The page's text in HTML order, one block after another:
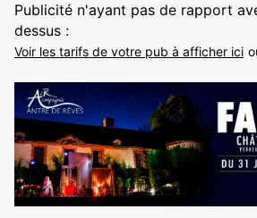
Publicité n'ayant pas de rapport
dessus :
Voir les tarifs de votre pub à afficher ici